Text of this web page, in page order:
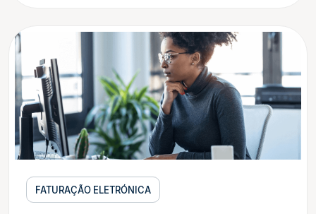
FATURAÇÃO ELETRÓNICA